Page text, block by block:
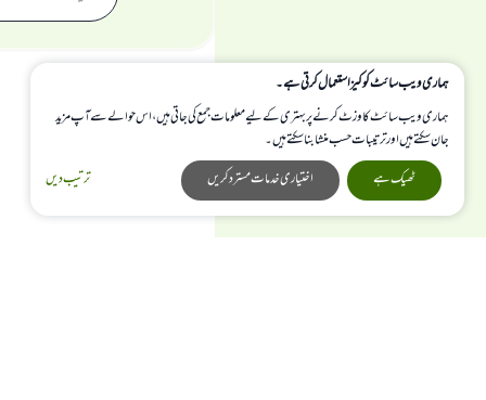
ہماری ویب سائٹ کوکیز استعمال کرتی ہے۔
ہماری ویب سائٹ کا وزٹ کرنے پر بہتری کے لیے معلومات جمع کی جاتی ہیں، اس حوالے سے آپ مزید
جان سکتے ہیں اور ترتیبات حسب منشا بنا سکتے ہیں۔
ترتیب دیں
اختیاری خدمات مسترد کریں ٹھیک ہے